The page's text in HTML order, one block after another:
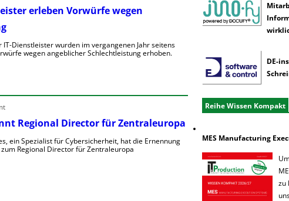
erleben Vorwürfe wegen
Dienstleister wurden im vergangenen Jahr seitens
wegen angeblicher Schlechtleistung erhoben.
Regional Director für Zentraleuropa
ein Spezialist für Cybersicherheit, hat die Ernennung
Regional Director für Zentraleuropa
DE-
Reihe Wissen Kompakt
MES Manufacturing
zu